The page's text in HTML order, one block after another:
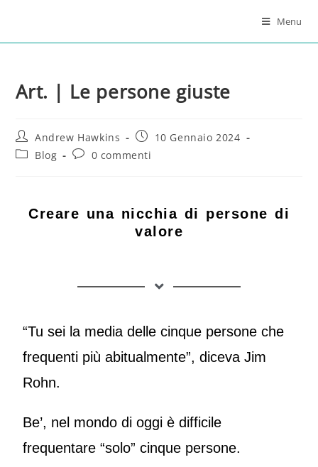
Menu
Art. | Le persone giuste
Andrew Hawkins
10 Gennaio 2024
Blog
0 commenti
Creare una nicchia di persone di
valore
“Tu sei la media delle cinque persone che
frequenti più abitualmente”, diceva Jim
Rohn.
Be’, nel mondo di oggi è difficile
frequentare “solo” cinque persone.